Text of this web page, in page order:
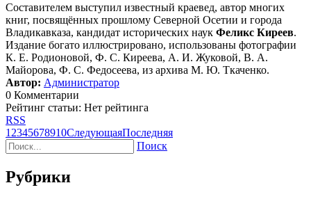
Составителем выступил известный краевед, автор многих
книг, посвящённых прошлому Северной Осетии и города
Владикавказа, кандидат исторических наук Феликс Киреев.
Издание богато иллюстрировано, использованы фотографии
К. Е. Родионовой, Ф. С. Киреева, А. И. Жуковой, В. А.
Майорова, Ф. С. Федосеева, из архива М. Ю. Ткаченко.
Автор: Администратор
0 Комментарии
Рейтинг статьи: Нет рейтинга
RSS
1 2345678910СледующаяПоследняя
Поиск
Рубрики